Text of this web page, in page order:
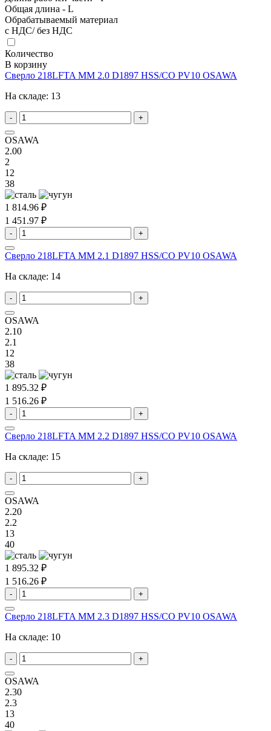
Общая длина - L
Обрабатываемый материал
с НДС/ без НДС
Количество
В корзину
Сверло 218LFTA MM 2.0 D1897 HSS/CO PV10 OSAWA
На складе: 13
- +
OSAWA
2.00
2
12
38
1 814.96 ₽
1 451.97 ₽
- +
Сверло 218LFTA MM 2.1 D1897 HSS/CO PV10 OSAWA
На складе: 14
- +
OSAWA
2.10
2.1
12
38
1 895.32 ₽
1 516.26 ₽
- +
Сверло 218LFTA MM 2.2 D1897 HSS/CO PV10 OSAWA
На складе: 15
- +
OSAWA
2.20
2.2
13
40
1 895.32 ₽
1 516.26 ₽
- +
Сверло 218LFTA MM 2.3 D1897 HSS/CO PV10 OSAWA
На складе: 10
- +
OSAWA
2.30
2.3
13
40